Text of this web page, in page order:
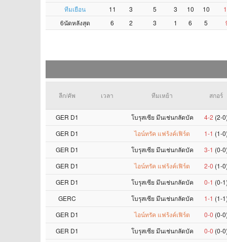
ทีมเยือน
11 3 5 3 10 10
6นัดหลังสุด
6 2 3 1 6 5
ลีก/คัพ เวลา ทีมเหย้า สกอร์
GER D1 โบรุสเซีย มึนเช่นกลัดบัค 4-2 (2-
GER D1
ไอน์ทรัค แฟร้งค์เฟิร์ต 1-1 (1-
GER D1
โบรุสเซีย มึนเช่นกลัดบัค 3-1 (0-
GER D1
ไอน์ทรัค แฟร้งค์เฟิร์ต 2-0 (1-
GER D1
โบรุสเซีย มึนเช่นกลัดบัค 0-1 (0-
GERC
โบรุสเซีย มึนเช่นกลัดบัค 1-1 (1-
GER D1
ไอน์ทรัค แฟร้งค์เฟิร์ต 0-0 (0-
GER D1
โบรุสเซีย มึนเช่นกลัดบัค 0-0 (0-